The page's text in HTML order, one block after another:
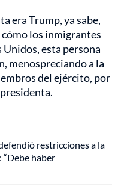
era Trump, ya sabe,
cómo los inmigrantes
Unidos, esta persona
menospreciando a la
del ejército, por
restricciones a la
haber